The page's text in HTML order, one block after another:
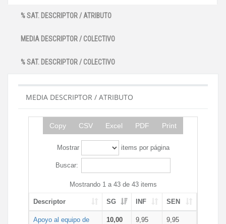
% SAT. DESCRIPTOR / ATRIBUTO
MEDIA DESCRIPTOR / COLECTIVO
% SAT. DESCRIPTOR / COLECTIVO
MEDIA DESCRIPTOR / ATRIBUTO
Copy CSV Excel PDF Print
Mostrar items por página
Buscar:
Mostrando 1 a 43 de 43 items
Descriptor SG INF SEN
Apoyo al equipo de
10,00 9,95 9,95